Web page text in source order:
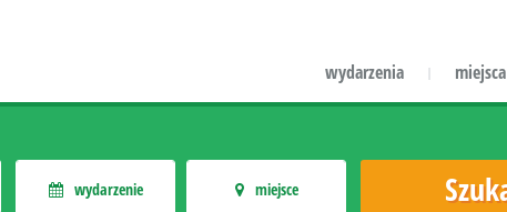
wydarzenia | miejsca
wydarzenie miejsce